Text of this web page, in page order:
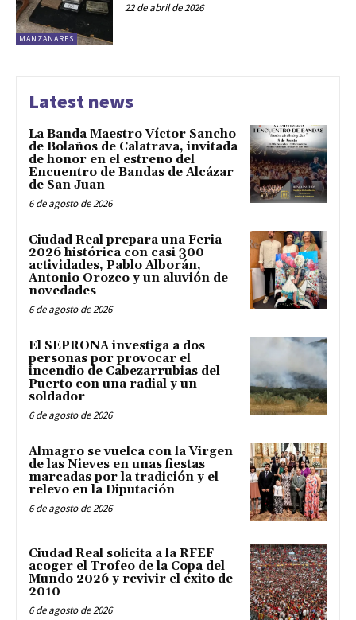
MANZANARES
22 de abril de 2026
Latest news
La Banda Maestro Víctor Sancho
de Bolaños de Calatrava, invitada
de honor en el estreno del
Encuentro de Bandas de Alcázar
de San Juan
6 de agosto de 2026
Ciudad Real prepara una Feria
2026 histórica con casi 300
actividades, Pablo Alborán,
Antonio Orozco y un aluvión de
novedades
6 de agosto de 2026
El SEPRONA investiga a dos
personas por provocar el
incendio de Cabezarrubias del
Puerto con una radial y un
soldador
6 de agosto de 2026
Almagro se vuelca con la Virgen
de las Nieves en unas fiestas
marcadas por la tradición y el
relevo en la Diputación
6 de agosto de 2026
Ciudad Real solicita a la RFEF
acoger el Trofeo de la Copa del
Mundo 2026 y revivir el éxito de
2010
6 de agosto de 2026